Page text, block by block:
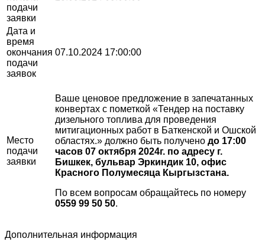
подачи
заявки
Дата и
время
окончания
подачи
заявок
07.10.2024 17:00:00
Место
подачи
заявки
Ваше ценовое предложение в запечатанных
конвертах с пометкой «Тендер на поставку
дизельного топлива для проведения
митигационных работ в Баткенской и Ошской
областях.» должно быть получено до 17:00
часов 07 октября 2024г. по адресу г.
Бишкек, бульвар Эркиндик 10, офис
Красного Полумесяца Кыргызстана.
По всем вопросам обращайтесь по номеру
0559 99 50 50.
Дополнительная информация